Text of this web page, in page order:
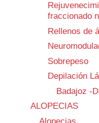
fraccionado
Rellenos de
Sobrepeso
Depilación
Badajoz -
ALOPECIAS